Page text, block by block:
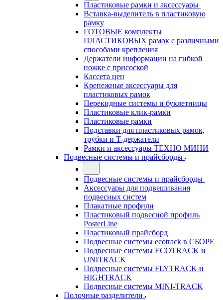
Пластиковые рамки и аксессуары
Вставка-выделитель в пластиковую
рамку
ГОТОВЫЕ комплекты
ПЛАСТИКОВЫХ рамок с различными
способами крепления
Держатели информации на гибкой
ножке с присоской
Кассета цен
Крепежные аксессуары для
пластиковых рамок
Перекидные системы и буклетницы
Пластиковые клик-рамки
Пластиковые рамки
Подставки для пластиковых рамок,
трубки и Т-держатели
Рамки и аксессуары ТЕХНО МИНИ
Подвесные системы и прайсборды
Подвесные системы и прайсборды
Аксессуары для подвешивания
подвесных систем
Плакатные профили
Пластиковый подвесной профиль
PosterLine
Пластиковый прайсборд
Подвесные системы ecotrack в СБОРЕ
Подвесные системы ECOTRACK и
UNITRACK
Подвесные системы FLYTRACK и
HIGHTRACK
Подвесные системы MINI-TRACK
Полочные разделители